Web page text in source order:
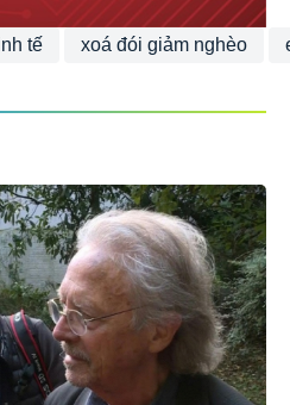
tế xoá đói giảm nghèo